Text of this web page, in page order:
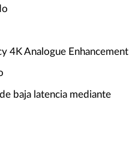
4K Analogue Enhancement
baja latencia mediante